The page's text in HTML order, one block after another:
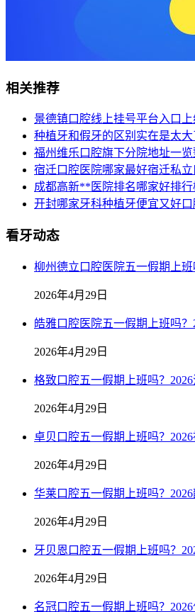
相关推荐
景德镇口腔线上挂号平台入口上
种植牙和假牙的区别实在是太大
福州维乐口腔旗下分院地址一览
宿迁口腔医院哪家最好宿迁私
成都高新**医院排名哪家好排行
开封哪家牙科种植牙便宜又好
看牙动态
柳州德立口腔医院五一假期上
2026年4月29日
皓雅口腔医院五一假期上班吗
2026年4月29日
格致口腔五一假期上班吗？
2026年4月29日
卓贝口腔五一假期上班吗？
2026年4月29日
华莱口腔五一假期上班吗？
2026年4月29日
牙贝恩口腔五一假期上班吗？
2026年4月29日
名冠口腔五一假期上班吗？